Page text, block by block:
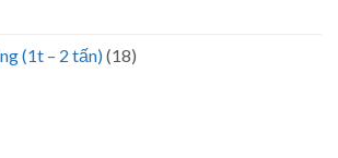
(1t – 2 tấn)(18)